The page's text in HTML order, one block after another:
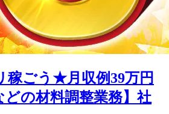
稼ごう★月収例39万円
どの材料調整業務】社